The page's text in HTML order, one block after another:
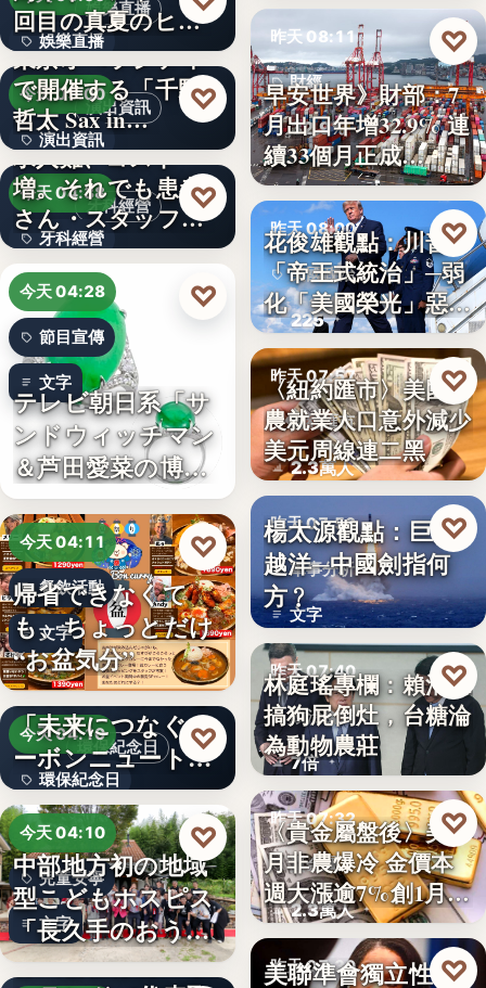
娛樂直播
娛樂直播
11
回目の真夏のヒロ
イ…
演出資訊
今天 05:00
演出資訊
3
東京オペラシティ
で開催する「千野
哲太 Sax in…
♡
牙科經營
今天 04:38
牙科經營
3,700万円
求人難、コスト
増。それでも患者
さん・スタッフ・
院長を豊か…
♡
今天 04:28
節目宣傳
文字
テレビ朝日系「サ
ンドウィッチマン
＆芦田愛菜の博士
ちゃん」…
♡
今天 04:11
餐飲活動
文字
帰省できなくて
も、ちょっとだけ
“お盆気分”
♡
環保紀念日
今天 04:10
環保紀念日
文字
日本JC、9月3日を
「未来につなぐカ
ーボンニュートラ
ルの…
♡
今天 04:10
兒童安寧
文字
中部地方初の地域
型こどもホスピス
「長久手のおう
ち」が愛知…
♡
株式会社青山メイ
文字
昨天 08:11
財經
32.9%
早安世界》財部：7
月出口年增32.9% 連
續33個月正成…
♡
昨天 08:00
美國政治
225
花俊雄觀點：川普
「帝王式統治」─弱
化「美國榮光」惡化
「民…
♡
昨天 07:57
財經匯市
2.3萬人
〈紐約匯市〉美國非
農就業人口意外減少
美元周線連二黑
♡
昨天 07:50
軍事分析
文字
楊太源觀點：巨浪
越洋─中國劍指何
方﹖
♡
昨天 07:40
政治食安
7倍
林庭瑤專欄：賴清德
搞狗屁倒灶，台糖淪
為動物農莊
♡
昨天 07:32
貴金屬
2.3萬人
〈貴金屬盤後〉美7
月非農爆冷 金價本
週大漲逾7%創1月
來…
♡
昨天 07:30
美聯準會獨立性再
♡